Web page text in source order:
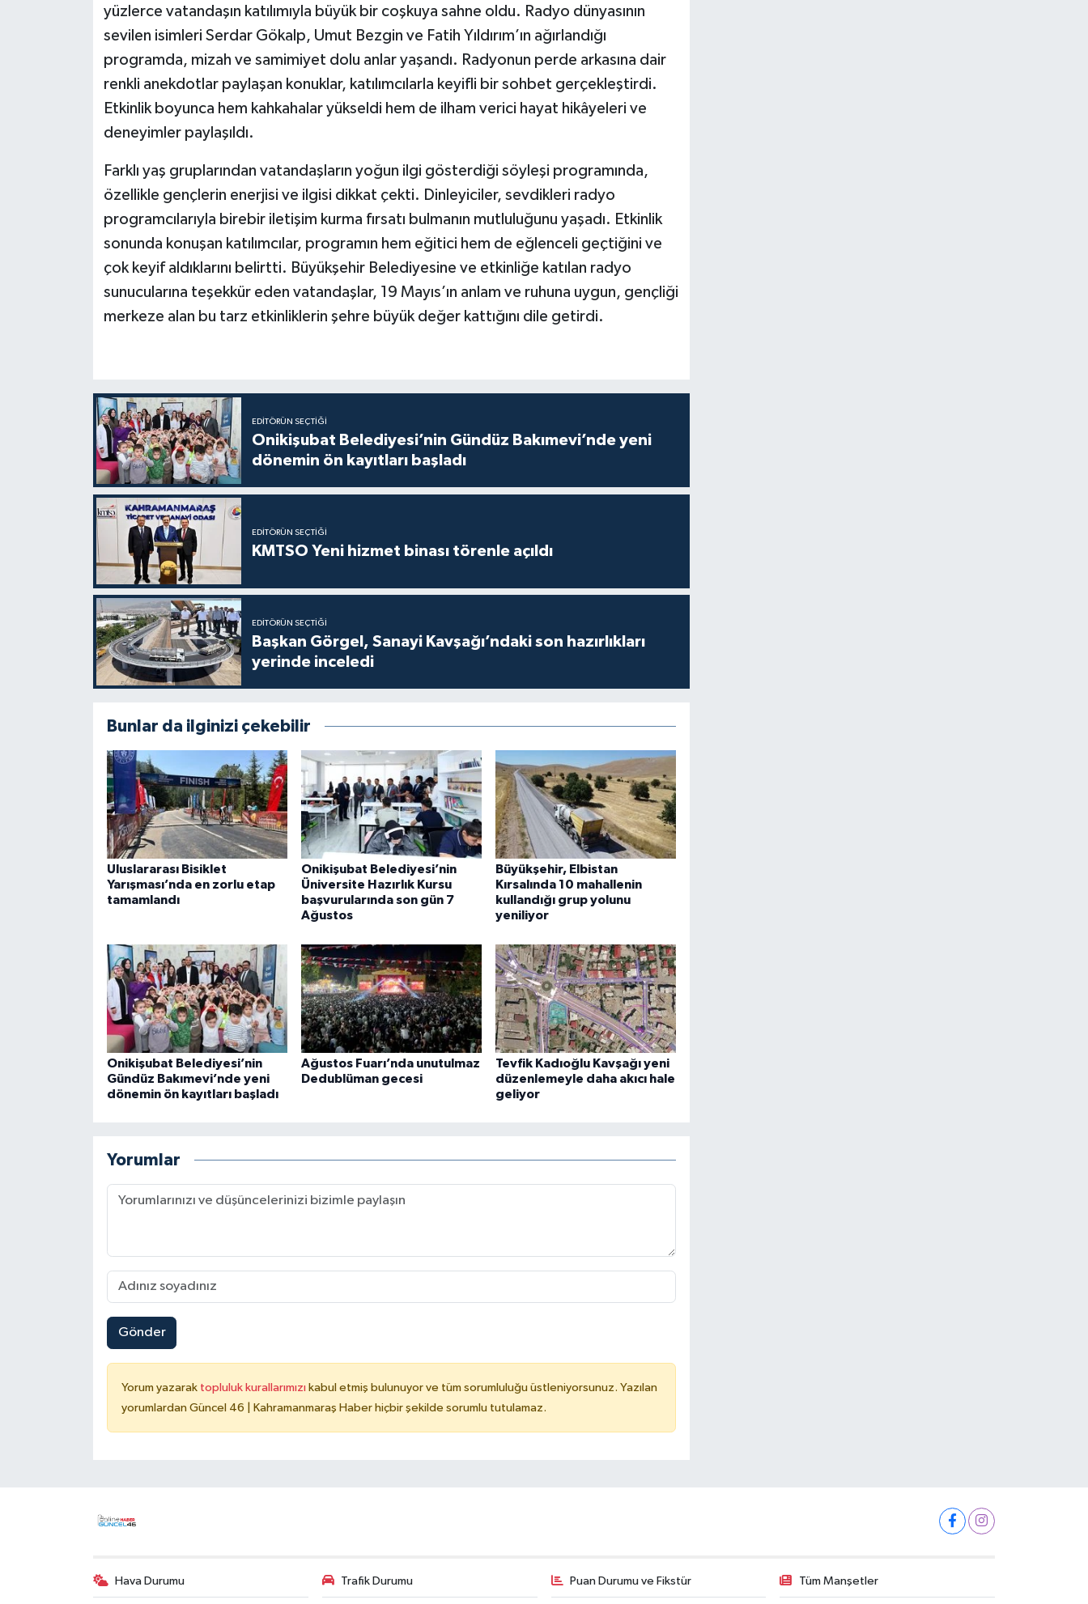
yüzlerce vatandaşın katılımıyla büyük bir coşkuya sahne oldu. Radyo dünyasının
sevilen isimleri Serdar Gökalp, Umut Bezgin ve Fatih Yıldırım’ın ağırlandığı
programda, mizah ve samimiyet dolu anlar yaşandı. Radyonun perde arkasına dair
renkli anekdotlar paylaşan konuklar, katılımcılarla keyifli bir sohbet gerçekleştirdi.
Etkinlik boyunca hem kahkahalar yükseldi hem de ilham verici hayat hikâyeleri ve
deneyimler paylaşıldı.
Farklı yaş gruplarından vatandaşların yoğun ilgi gösterdiği söyleşi programında,
özellikle gençlerin enerjisi ve ilgisi dikkat çekti. Dinleyiciler, sevdikleri radyo
programcılarıyla birebir iletişim kurma fırsatı bulmanın mutluluğunu yaşadı. Etkinlik
sonunda konuşan katılımcılar, programın hem eğitici hem de eğlenceli geçtiğini ve
çok keyif aldıklarını belirtti. Büyükşehir Belediyesine ve etkinliğe katılan radyo
sunucularına teşekkür eden vatandaşlar, 19 Mayıs’ın anlam ve ruhuna uygun, gençliği
merkeze alan bu tarz etkinliklerin şehre büyük değer kattığını dile getirdi.
EDITÖRÜN SEÇTIĞI
Onikişubat Belediyesi’nin Gündüz Bakımevi’nde yeni
dönemin ön kayıtları başladı
EDITÖRÜN SEÇTIĞI
KMTSO Yeni hizmet binası törenle açıldı
EDITÖRÜN SEÇTIĞI
Başkan Görgel, Sanayi Kavşağı’ndaki son hazırlıkları
yerinde inceledi
Bunlar da ilginizi çekebilir
Uluslararası Bisiklet
Yarışması’nda en zorlu etap
tamamlandı
Onikişubat Belediyesi’nin
Üniversite Hazırlık Kursu
başvurularında son gün 7
Ağustos
Büyükşehir, Elbistan
Kırsalında 10 mahallenin
kullandığı grup yolunu
yeniliyor
Onikişubat Belediyesi’nin
Gündüz Bakımevi’nde yeni
dönemin ön kayıtları başladı
Ağustos Fuarı’nda unutulmaz
Dedublüman gecesi
Tevfik Kadıoğlu Kavşağı yeni
düzenlemeyle daha akıcı hale
geliyor
Yorumlar
Gönder
Yorum yazarak topluluk kurallarımızı kabul etmiş bulunuyor ve tüm sorumluluğu üstleniyorsunuz. Yazılan
yorumlardan Güncel 46 | Kahramanmaraş Haber hiçbir şekilde sorumlu tutulamaz.
Hava Durumu Trafik Durumu Puan Durumu ve Fikstür Tüm Manşetler